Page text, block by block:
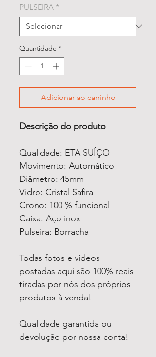
PULSEIRA *
Quantidade *
Adicionar ao carrinho
Descrição do produto
Qualidade: ETA SUÍÇO
Movimento: Automático
Diâmetro: 45mm
Vidro: Cristal Safira
Crono: 100 % funcional
Caixa: Aço inox
Pulseira: Borracha
Todas fotos e vídeos
postadas aqui são 100% reais
tiradas por nós dos próprios
produtos à venda!
Qualidade garantida ou
devolução por nossa conta!